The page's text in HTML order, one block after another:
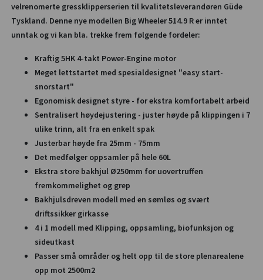
velrenomerte gressklipperserien til kvalitetsleverandøren Güde
Tyskland. Denne nye modellen Big Wheeler 514.9 R er inntet
unntak og vi kan bla. trekke frem følgende fordeler:
Kraftig 5HK 4-takt Power-Engine motor
Meget lettstartet med spesialdesignet "easy start-
snorstart"
Egonomisk designet styre - for ekstra komfortabelt arbeid
Sentralisert høydejustering - juster høyde på klippingen i 7
ulike trinn, alt fra en enkelt spak
Justerbar høyde fra 25mm - 75mm
Det medfølger oppsamler på hele 60L
Ekstra store bakhjul Ø250mm for uovertruffen
fremkommelighet og grep
Bakhjulsdreven modell med en sømløs og svært
driftssikker girkasse
4 i 1 modell med Klipping, oppsamling, biofunksjon og
sideutkast
Passer små områder og helt opp til de store plenarealene
opp mot 2500m2